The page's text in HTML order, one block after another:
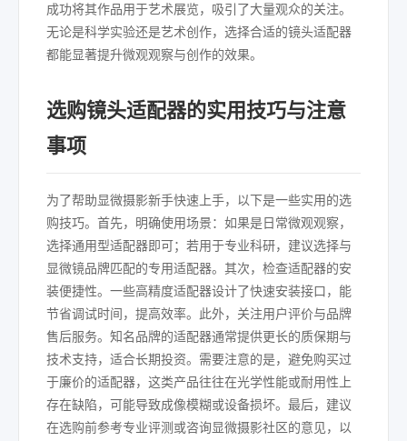
成功将其作品用于艺术展览，吸引了大量观众的关注。
无论是科学实验还是艺术创作，选择合适的镜头适配器
都能显著提升微观观察与创作的效果。
选购镜头适配器的实用技巧与注意
事项
为了帮助显微摄影新手快速上手，以下是一些实用的选
购技巧。首先，明确使用场景：如果是日常微观观察，
选择通用型适配器即可；若用于专业科研，建议选择与
显微镜品牌匹配的专用适配器。其次，检查适配器的安
装便捷性。一些高精度适配器设计了快速安装接口，能
节省调试时间，提高效率。此外，关注用户评价与品牌
售后服务。知名品牌的适配器通常提供更长的质保期与
技术支持，适合长期投资。需要注意的是，避免购买过
于廉价的适配器，这类产品往往在光学性能或耐用性上
存在缺陷，可能导致成像模糊或设备损坏。最后，建议
在选购前参考专业评测或咨询显微摄影社区的意见，以